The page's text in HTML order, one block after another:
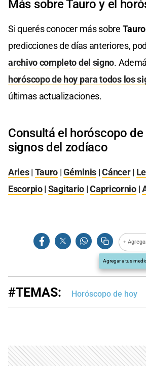
Más sobre Tauro y el
Si querés conocer más sobre Tauro
predicciones de días anteriores,
archivo completo del signo.
horóscopo de hoy para todos los
últimas actualizaciones.
Consultá el horóscopo
signos del zodíaco
Aries| Tauro |Géminis |Cáncer|
Escorpio| Sagitario |Capricornio|
+
Agregar a tus
#TEMAS: Horóscopo de hoy